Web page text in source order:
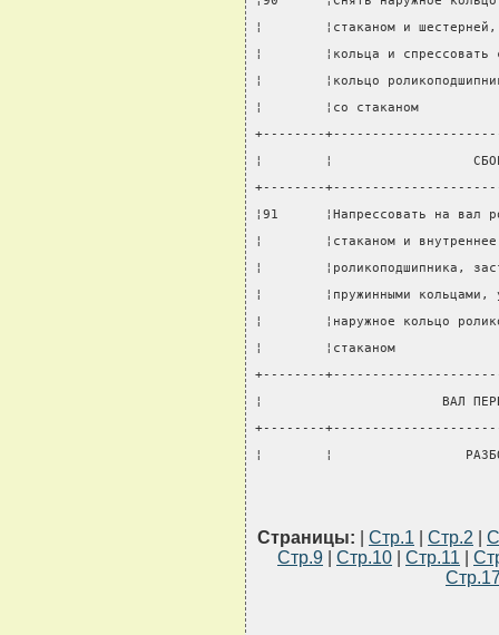
¦        ¦стаканом и
¦        ¦кольца и
¦        ¦кольцо
¦        ¦со стаканом
+--------
¦        ¦
+--------
¦91      ¦Напрессовать на вал
¦        ¦стаканом и
¦        ¦роликоподшипника,
¦        ¦пружинными
¦        ¦наружное кольцо
¦        ¦стаканом
+--------
¦                       ВАЛ
+--------
¦        ¦
Страницы: Стр.1 Стр.2
Стр.9
Стр.10 Стр.11